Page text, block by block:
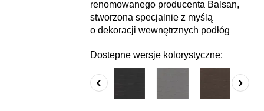
renomowanego producenta Balsan,
stworzona specjalnie z myślą
o dekoracji wewnętrznych podłóg
Dostepne wersje kolorystyczne: